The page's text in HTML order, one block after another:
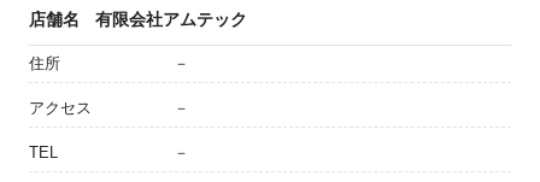
店舗名 有限会社アムテック
住所 －
アクセス －
TEL －